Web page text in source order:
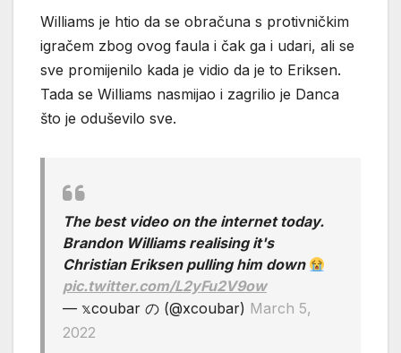
Williams je htio da se obračuna s protivničkim
igračem zbog ovog faula i čak ga i udari, ali se
sve promijenilo kada je vidio da je to Eriksen.
Tada se Williams nasmijao i zagrilio je Danca
što je oduševilo sve.
The best video on the internet today.
Brandon Williams realising it's
Christian Eriksen pulling him down
pic.twitter.com/L2yFu2V9ow
— 𝕩coubar の (@xcoubar) March 5,
2022